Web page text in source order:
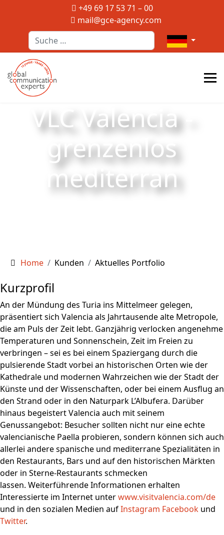
+49 69 17 53 71 – 00
mail@gce-agency.com
Suchen
Sprache
VLC Valencia -
grenzenlos
mediterran
Home Kunden Aktuelles Portfolio
Kurzprofil
An der Mündung des Turia ins Mittelmeer gelegen,
präsentiert sich Valencia als Jahrtausende alte Metropole,
die am Puls der Zeit lebt. Ganzjährig verlocken angenehme
Temperaturen und Sonnenschein, Zeit im Freien zu
verbringen – sei es bei einem Spaziergang durch die
pulsierende Stadt vorbei an historischen Orten wie der
Kathedrale und modernen Wahrzeichen wie der Stadt der
Künste und der Wissenschaften, oder bei einem Ausflug an
den Strand oder in den Naturpark L’Albufera. Darüber
hinaus begeistert Valencia auch mit seinem
Genussangebot: Besucher sollten nicht nur eine echte
valencianische Paella probieren, sondern können sich auch
allerlei andere spanische und mediterrane Spezialitäten in
den Restaurants, Bars und auf den historischen Märkten
oder in Sterne-Restaurants schmecken
lassen. Weiterführende Informationen erhalten
Interessierte im Internet unterwww.visitvalencia.com/de
und in den sozialen Medien aufInstagram Facebook und
Twitter.